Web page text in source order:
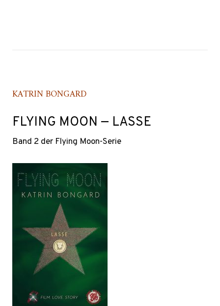
KATRIN BONGARD
FLYING MOON — LASSE
Band 2 der Flying Moon-Serie